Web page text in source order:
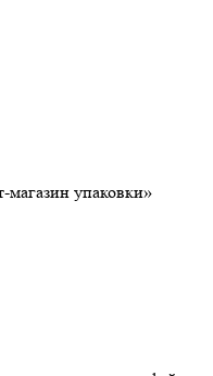
упаковки»